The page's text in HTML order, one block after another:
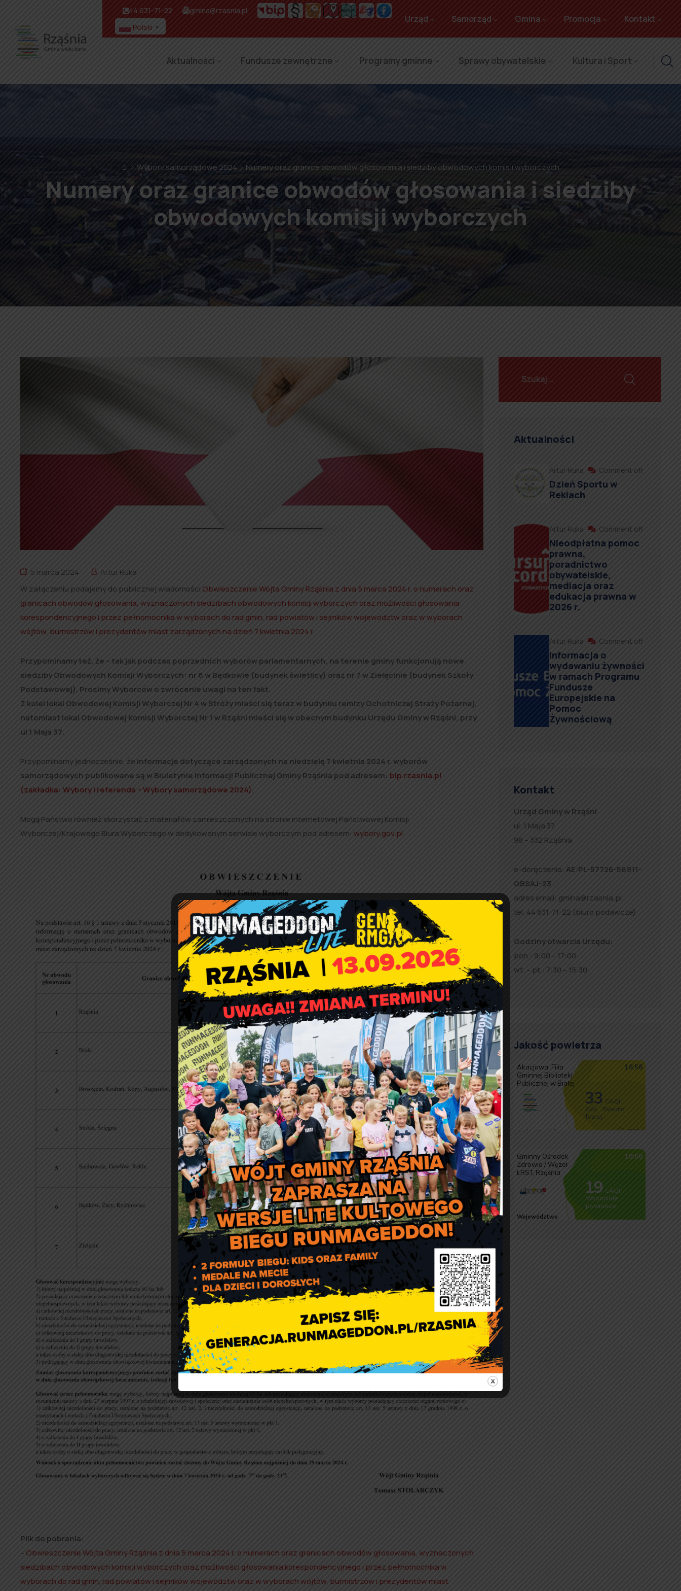
44 631-71-22 gmina@rzasnia.pl
Polski ▼
Urząd Samorząd Gmina Promocja Kontakt
Aktualności Fundusze zewnętrzne Programy gminne Sprawy obywatelskie Kultura i Sport
⌂ Wybory samorządowe 2024 Numery oraz granice obwodów głosowania i siedziby obwodowych komisji wyborczych
Numery oraz granice obwodów głosowania i siedziby
obwodowych komisji wyborczych
5 marca 2024
Artur Ruka
W załączeniu podajemy do publicznej wiadomości Obwieszczenie Wójta Gminy Rząśnia z dnia 5 marca 2024 r. o numerach oraz
granicach obwodów głosowania, wyznaczonych siedzibach obwodowych komisji wyborczych oraz możliwości głosowania
korespondencyjnego i przez pełnomocnika w wyborach do rad gmin, rad powiatów i sejmików województw oraz w wyborach
wójtów, burmistrzów i prezydentów miast zarządzonych na dzień 7 kwietnia 2024 r.
Przypominamy też, że – tak jak podczas poprzednich wyborów parlamentarnych, na terenie gminy funkcjonują nowe
siedziby Obwodowych Komisji Wyborczych: nr 6 w Będkowie (budynek świetlicy) oraz nr 7 w Zielęcinie (budynek Szkoły
Podstawowej). Prosimy Wyborców o zwrócenie uwagi na ten fakt.
Z kolei lokal Obwodowej Komisji Wyborczej Nr 4 w Stróży mieści się teraz w budynku remizy Ochotniczej Straży Pożarnej,
natomiast lokal Obwodowej Komisji Wyborczej Nr 1 w Rząśni mieści się w obecnym budynku Urzędu Gminy w Rząśni, przy
ul 1 Maja 37.
Przypominamy jednocześnie, że informacje dotyczące zarządzonych na niedzielę 7 kwietnia 2024 r. wyborów
samorządowych publikowane są w Biuletynie Informacji Publicznej Gminy Rząśnia pod adresem: bip.rzasnia.pl
(zakładka: Wybory i referenda – Wybory samorządowe 2024).
Mogą Państwo również skorzystać z materiałów zamieszczonych na stronie internetowej Państwowej Komisji
Wyborczej/Krajowego Biura Wyborczego w dedykowanym serwisie wyborczym pod adresem: wybory.gov.pl.
Plik do pobrania:
–Obwieszczenie Wójta Gminy Rząśnia z dnia 5 marca 2024 r. o numerach oraz granicach obwodów głosowania, wyznaczonych
siedzibach obwodowych komisji wyborczych oraz możliwości głosowania korespondencyjnego i przez pełnomocnika w
wyborach do rad gmin, rad powiatów i sejmików województw oraz w wyborach wójtów, burmistrzów i prezydentów miast
Aktualności
Artur Ruka Comment off
Dzień Sportu w
Reklach
Artur Ruka Comment off
Nieodpłatna pomoc
prawna,
poradnictwo
obywatelskie,
mediacja oraz
edukacja prawna w
2026 r.
Artur Ruka Comment off
Informacja o
wydawaniu żywności
w ramach Programu
Fundusze
Europejskie na
Pomoc
Żywnościową
Kontakt
Urząd Gminy w Rząśni
ul. 1 Maja 37
98 – 332 Rząśnia
e-doręczenia: AE:PL-57726-56911-
GBSAJ-23
adres email: gmina@rzasnia.pl
tel. 44 631-71-22 (biuro podawcze)
Godziny otwarcia Urzędu:
pon.: 9:00 – 17:00
wt. – pt.: 7:30 – 15:30
Jakość powietrza